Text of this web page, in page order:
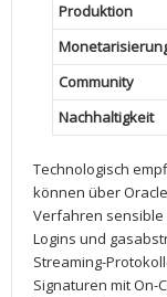
Produktion
Community
Nachhaltigkeit
Technologisch
⁣können über
Verfahren​ sensible‌
Logins‌ und
Streaming-
Signaturen mit ‍On-